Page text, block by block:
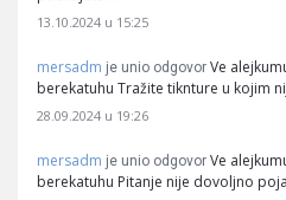
13.10.2024 u 15:25
mersadm je unio odgovor Ve
berekatuhu Tražite tiknture u kojim
28.09.2024 u 19:26
mersadm je unio odgovor Ve
berekatuhu Pitanje nije dovoljno